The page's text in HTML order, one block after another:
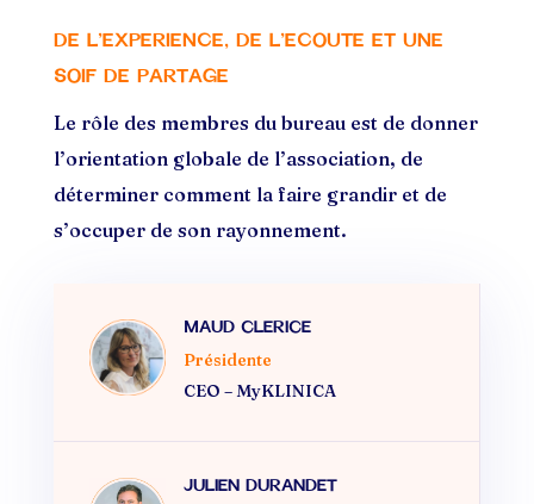
DE L’EXPERIENCE, DE L’ECOUTE ET UNE
SOIF DE PARTAGE
Le rôle des membres du bureau est de donner
l’orientation globale de l’association, de
déterminer comment la faire grandir et de
s’occuper de son rayonnement.
MAUD CLERICE
Présidente
CEO – MyKLINICA
JULIEN DURANDET